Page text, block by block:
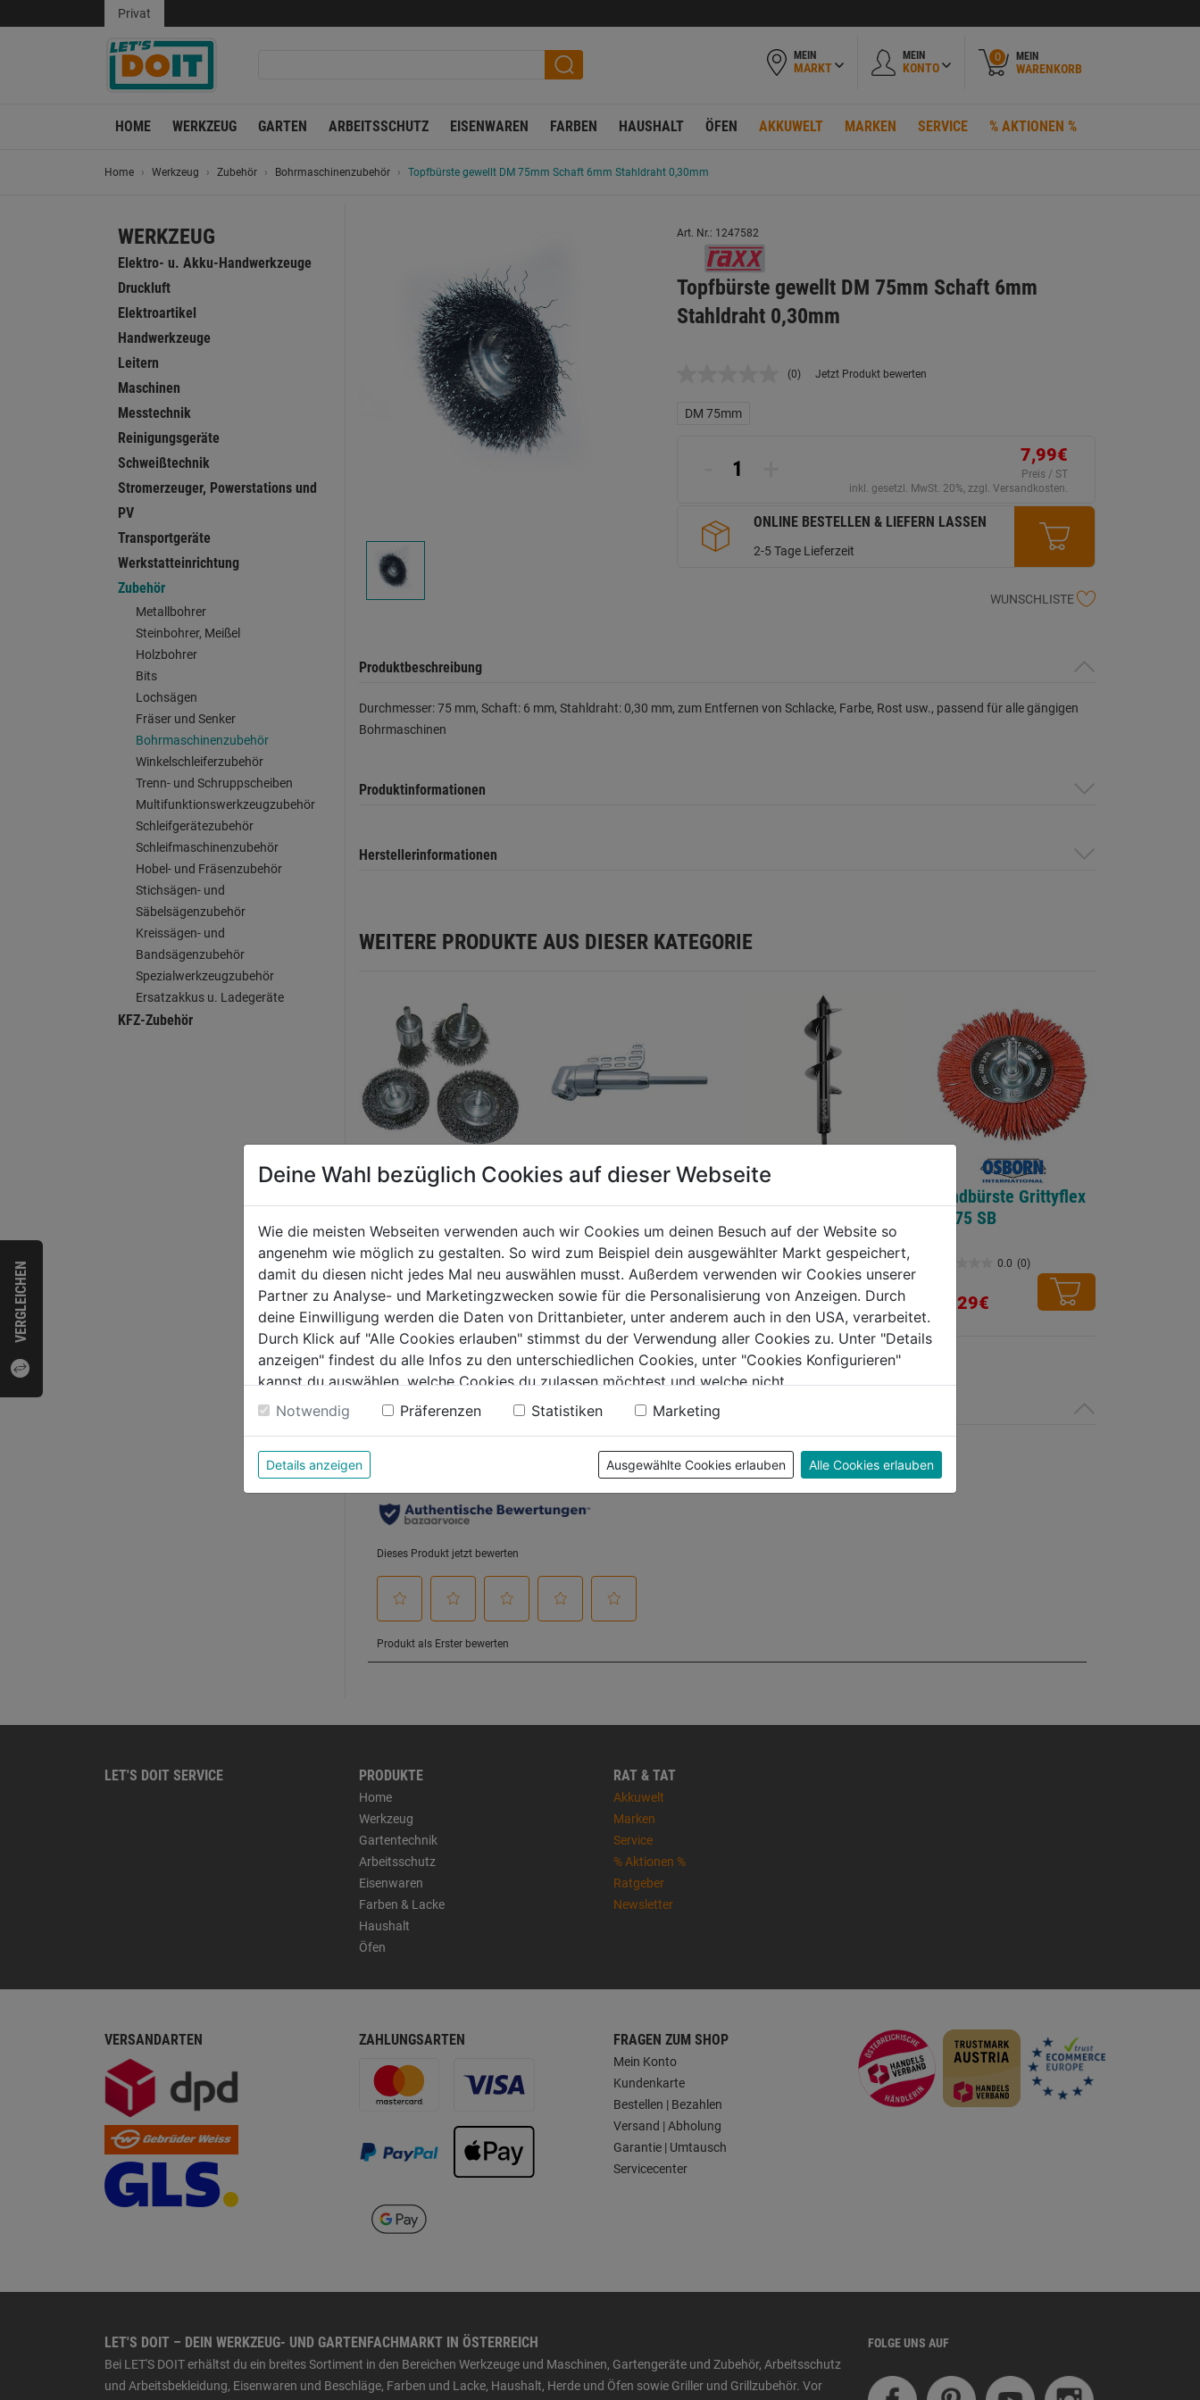
VERGLEICHEN
Privat
MEIN
MARKT
MEIN
KONTO
0 MEIN
WARENKORB
HOME WERKZEUG GARTEN ARBEITSSCHUTZ EISENWAREN FARBEN HAUSHALT ÖFEN AKKUWELT MARKEN SERVICE % AKTIONEN %
Home Werkzeug Zubehör Bohrmaschinenzubehör Topfbürste gewellt DM 75mm Schaft 6mm Stahldraht 0,30mm
WERKZEUG
Elektro- u. Akku-Handwerkzeuge
Druckluft
Elektroartikel
Handwerkzeuge
Leitern
Maschinen
Messtechnik
Reinigungsgeräte
Schweißtechnik
Stromerzeuger, Powerstations und
PV
Transportgeräte
Werkstatteinrichtung
Zubehör
Metallbohrer
Steinbohrer, Meißel
Holzbohrer
Bits
Lochsägen
Fräser und Senker
Bohrmaschinenzubehör
Winkelschleiferzubehör
Trenn- und Schruppscheiben
Multifunktionswerkzeugzubehör
Schleifgerätezubehör
Schleifmaschinenzubehör
Hobel- und Fräsenzubehör
Stichsägen- und
Säbelsägenzubehör
Kreissägen- und
Bandsägenzubehör
Spezialwerkzeugzubehör
Ersatzakkus u. Ladegeräte
KFZ-Zubehör
Art. Nr.: 1247582
Topfbürste gewellt DM 75mm Schaft 6mm
Stahldraht 0,30mm
Kein
(0) Jetzt Produkt bewerten
DM 75mm
7,99€
Preis / ST
inkl. gesetzl. MwSt. 20%, zzgl. Versandkosten.
ONLINE BESTELLEN & LIEFERN LASSEN
2-5 Tage Lieferzeit
WUNSCHLISTE
Produktbeschreibung
Durchmesser: 75 mm, Schaft: 6 mm, Stahldraht: 0,30 mm, zum Entfernen von Schlacke, Farbe, Rost usw., passend für alle gängigen
Bohrmaschinen
Produktinformationen
Herstellerinformationen
WEITERE PRODUKTE AUS DIESER KATEGORIE
0.0 (0)
0.0
von
5
Sternen.
9,59€
0.0
0.0
von
5
Sternen.
9,99€
(0)
0.0
von
5
Sternen.
9,99€
Rundbürste Grittyflex
DM75 SB
0.0 (0)
Sternen.
10,29€
Bewertung
LET'S DOIT SERVICE PRODUKTE
Home
Werkzeug
Gartentechnik
Arbeitsschutz
Eisenwaren
Farben & Lacke
Haushalt
Öfen
RAT & TAT
Akkuwelt
Marken
Service
% Aktionen %
Ratgeber
Newsletter
VERSANDARTEN ZAHLUNGSARTEN FRAGEN ZUM SHOP
Mein Konto
Kundenkarte
Bestellen | Bezahlen
Versand | Abholung
Garantie | Umtausch
Servicecenter
LET'S DOIT – DEIN WERKZEUG- UND GARTENFACHMARKT IN ÖSTERREICH
Bei LET'S DOIT erhältst du ein breites Sortiment in den Bereichen Werkzeuge und Maschinen, Gartengeräte und Zubehör, Arbeitsschutz
und Arbeitsbekleidung, Eisenwaren und Beschläge, Farben und Lacke, Haushalt, Herde und Öfen sowie Griller und Grillzubehör. Vor
FOLGE UNS AUF
Deine Wahl bezüglich Cookies auf dieser Webseite
Wie die meisten Webseiten verwenden auch wir Cookies um deinen Besuch auf der Website so
angenehm wie möglich zu gestalten. So wird zum Beispiel dein ausgewählter Markt gespeichert,
damit du diesen nicht jedes Mal neu auswählen musst. Außerdem verwenden wir Cookies unserer
Partner zu Analyse- und Marketingzwecken sowie für die Personalisierung von Anzeigen. Durch
deine Einwilligung werden die Daten von Drittanbieter, unter anderem auch in den USA, verarbeitet.
Durch Klick auf "Alle Cookies erlauben" stimmst du der Verwendung aller Cookies zu. Unter "Details
anzeigen" findest du alle Infos zu den unterschiedlichen Cookies, unter "Cookies Konfigurieren"
kannst du auswählen, welche Cookies du zulassen möchtest und welche nicht.
Weitere Informationen findest du in unserer Datenschutzerklärung
Notwendig Präferenzen Statistiken Marketing
Details anzeigen Ausgewählte Cookies erlauben Alle Cookies erlauben